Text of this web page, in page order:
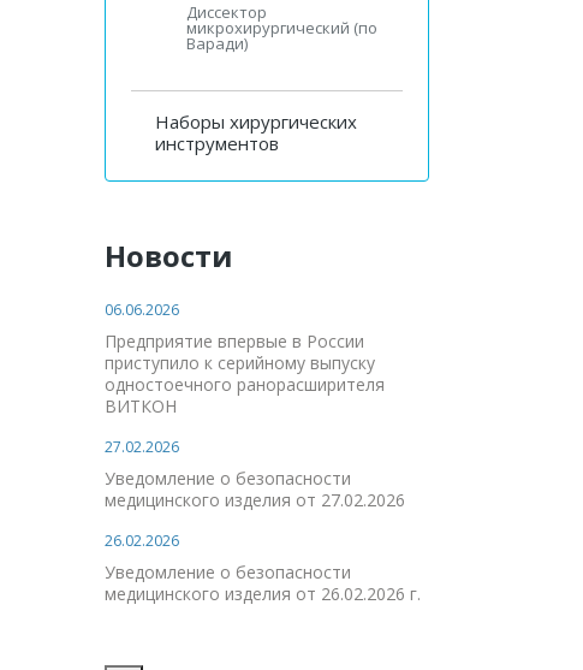
Диссектор
микрохирургический (по
Варади)
Наборы хирургических
инструментов
Новости
06.06.2026
Предприятие впервые в России
приступило к серийному выпуску
одностоечного ранорасширителя
ВИТКОН
27.02.2026
Уведомление о безопасности
медицинского изделия от 27.02.2026
26.02.2026
Уведомление о безопасности
медицинского изделия от 26.02.2026 г.